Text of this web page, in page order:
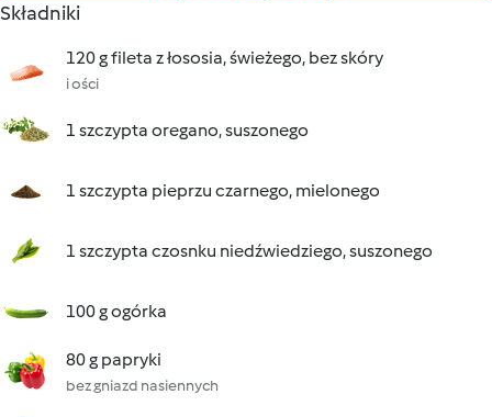
Składniki
120 g fileta z łososia, świeżego, bez skóry
i ości
1 szczypta oregano, suszonego
1 szczypta pieprzu czarnego, mielonego
1 szczypta czosnku niedźwiedziego, suszonego
100 g ogórka
80 g papryki
bez gniazd nasiennych